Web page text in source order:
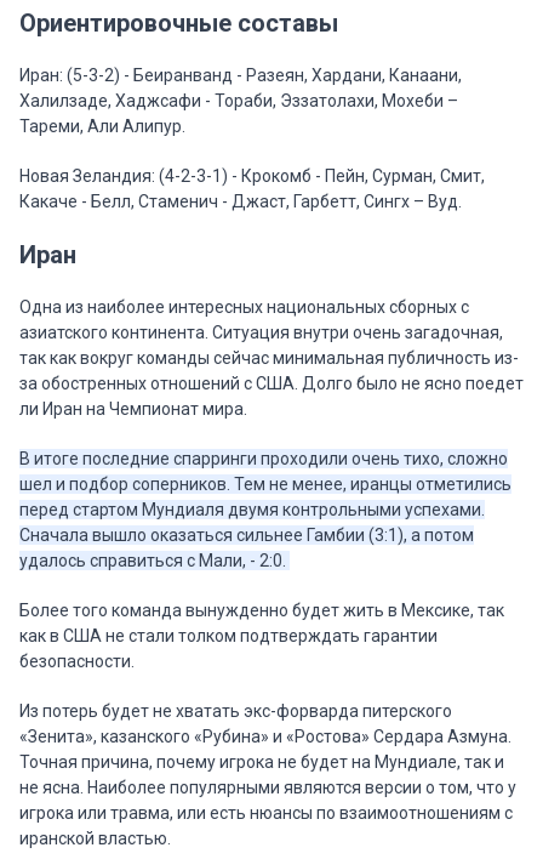
Ориентировочные составы
Иран: (5-3-2) - Беиранванд - Разеян, Хардани, Канаани,
Халилзаде, Хаджсафи - Тораби, Эззатолахи, Мохеби –
Тареми, Али Алипур.
Новая Зеландия: (4-2-3-1) - Крокомб - Пейн, Сурман, Смит,
Какаче - Белл, Стаменич - Джаст, Гарбетт, Сингх – Вуд.
Иран
Одна из наиболее интересных национальных сборных с
азиатского континента. Ситуация внутри очень загадочная,
так как вокруг команды сейчас минимальная публичность из-
за обостренных отношений с США. Долго было не ясно поедет
ли Иран на Чемпионат мира.
В итоге последние спарринги проходили очень тихо, сложно
шел и подбор соперников. Тем не менее, иранцы отметились
перед стартом Мундиаля двумя контрольными успехами.
Сначала вышло оказаться сильнее Гамбии (3:1), а потом
удалось справиться с Мали, - 2:0.
Более того команда вынужденно будет жить в Мексике, так
как в США не стали толком подтверждать гарантии
безопасности.
Из потерь будет не хватать экс-форварда питерского
«Зенита», казанского «Рубина» и «Ростова» Сердара Азмуна.
Точная причина, почему игрока не будет на Мундиале, так и
не ясна. Наиболее популярными являются версии о том, что у
игрока или травма, или есть нюансы по взаимоотношениям с
иранской властью.